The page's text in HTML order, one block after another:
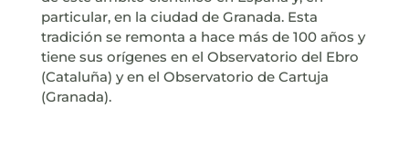
particular, en la ciudad de Granada. Esta
tradición se remonta a hace más de 100 años y
tiene sus orígenes en el Observatorio del Ebro
(Cataluña) y en el Observatorio de Cartuja
(Granada).